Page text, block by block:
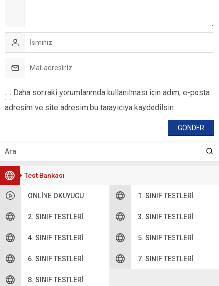
Test Bankası
ONLINE OKUYUCU 1. SINIF TESTLERI
2. SINIF TESTLERI 3. SINIF TESTLERI
4. SINIF TESTLERI 5. SINIF TESTLERI
6. SINIF TESTLERI 7. SINIF TESTLERI
8. SINIF TESTLERI
Daha sonraki yorumlarımda kullanılması için adım, e-posta
adresim ve site adresim bu tarayıcıya kaydedilsin.